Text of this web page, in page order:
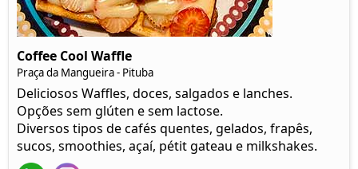
Coffee Cool Waffle
Praça da Mangueira - Pituba
Deliciosos Waffles, doces, salgados e lanches.
Opções sem glúten e sem lactose.
Diversos tipos de cafés quentes, gelados, frapês,
sucos, smoothies, açaí, pétit gateau e milkshakes.